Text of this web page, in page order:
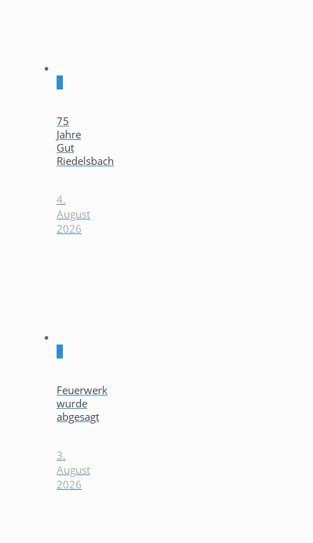
75
Jahre
Gut
Riedelsbach
4.
August
2026
Feuerwerk
wurde
abgesagt
3.
August
2026